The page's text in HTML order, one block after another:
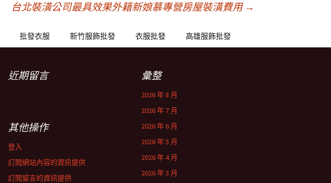
台北裝潢公司最具效果外籍新娘慕專營房屋裝潢費用 →
批發衣服 新竹服飾批發 衣服批發 高雄服飾批發
近期留言 彙整
2026 年 8 月
2026 年 7 月
2026 年 6 月
2026 年 5 月
2026 年 4 月
2026 年 3 月
其他操作
登入
訂閱網站內容的資訊提供
訂閱留言的資訊提供